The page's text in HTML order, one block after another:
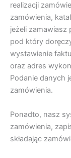
realizacji
zamówienia,
jeżeli
pod który
wystawienie
oraz adres
Podanie danych
zamówienia.
Ponadto, nasz
zamówienia,
składając